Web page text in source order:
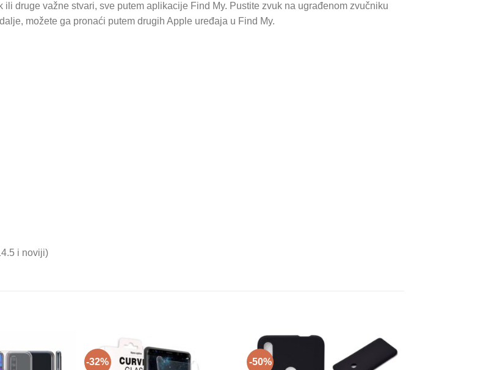
druge važne stvari, sve putem aplikacije Find My. Pustite zvuk na ugrađenom zvučniku
možete ga pronaći putem drugih Apple uređaja u Find My.
i noviji)
-32% -50%